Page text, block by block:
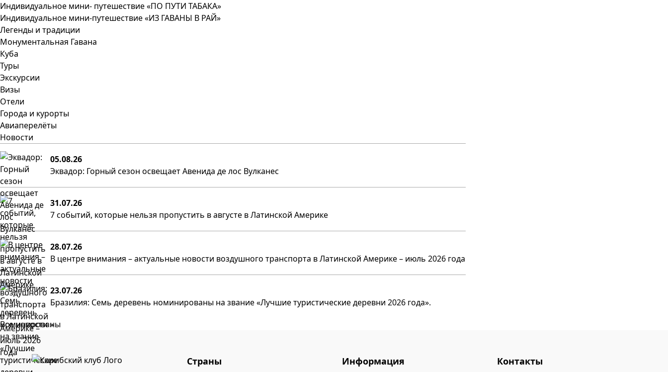
Индивидуальное мини- путешествие «ПО ПУТИ ТАБАКА»
Индивидуальное мини-путешествие «ИЗ ГАВАНЫ В РАЙ»
Легенды и традиции
Монументальная Гавана
Куба
Туры
Экскурсии
Визы
Отели
Города и курорты
Авиаперелёты
Новости
05.08.26
Эквадор: Горный сезон освещает Авенида де лос Вулканес
31.07.26
7 событий, которые нельзя пропустить в августе в Латинской Америке
28.07.26
В центре внимания – актуальные новости воздушного транспорта в Латинской Америке – июль 2026 года
23.07.26
Бразилия: Семь деревень номинированы на звание «Лучшие туристические деревни 2026 года».
Все новости »
Страны Информация Контакты